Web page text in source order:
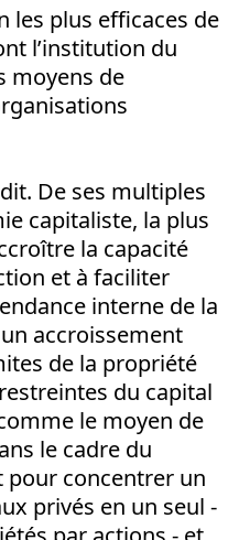
les plus efficaces de
l’institution du
moyens de
De ses multiples
capitaliste, la plus
la capacité
et à faciliter
interne de la
accroissement
de la propriété
du capital
le moyen de
le cadre du
pour concentrer un
privés en un seul -